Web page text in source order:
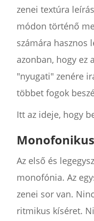
zenei textúra
módon történő
számára hasznos
azonban, hogy ez
"nyugati" zenére
többet fogok
Itt az ideje, hogy
Az első és
monofónia. Az
zenei sor van.
ritmikus kíséret.